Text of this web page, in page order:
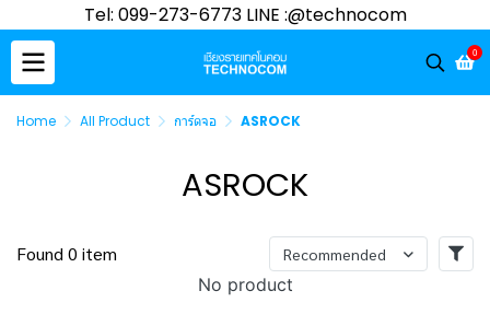
Tel: 099-273-6773 LINE :@technocom
0
Home All Product การ์ดจอ ASROCK
ASROCK
Found 0 item Recommended
No product